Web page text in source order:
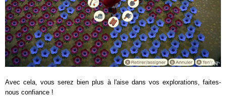
Avec cela, vous serez bien plus à l'aise dans vos explorations, faites-
nous confiance !